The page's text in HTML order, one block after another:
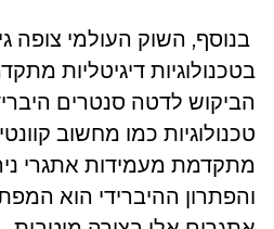
בנוסף, השוק העולמי צופה
בטכנולוגיות דיגיטליות
הביקוש לדטה סנטרים
מתקדמת מעמידות אתגרי
והפתרון ההיברידי הוא